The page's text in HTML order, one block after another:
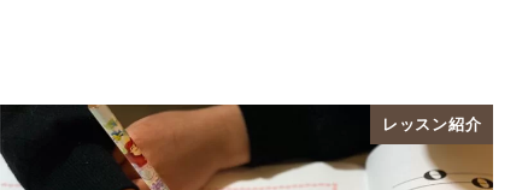
レッスン紹介